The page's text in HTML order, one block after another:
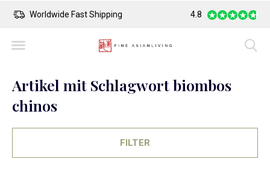
Worldwide Fast Shipping Safe Payment
4.8
Artikel mit Schlagwort biombos
chinos
FILTER